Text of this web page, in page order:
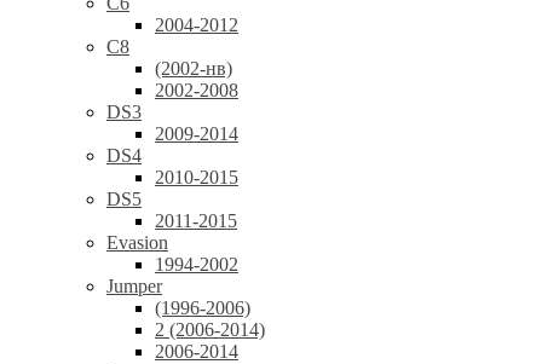
2004-2012
C8
(2002-нв)
2002-2008
DS3
2009-2014
DS4
2010-2015
DS5
2011-2015
Evasion
1994-2002
Jumper
(1996-2006)
2 (2006-2014)
2006-2014